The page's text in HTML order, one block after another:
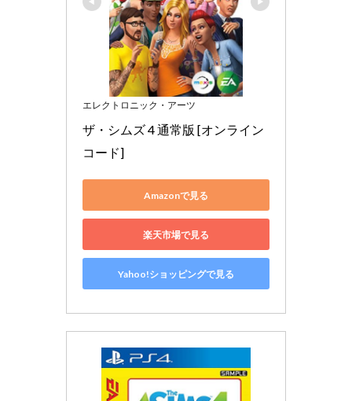
エレクトロニック・アーツ
ザ・シムズ 4 通常版 [オンライン
コード]
Amazonで見る
楽天市場で見る
Yahoo!ショッピングで見る